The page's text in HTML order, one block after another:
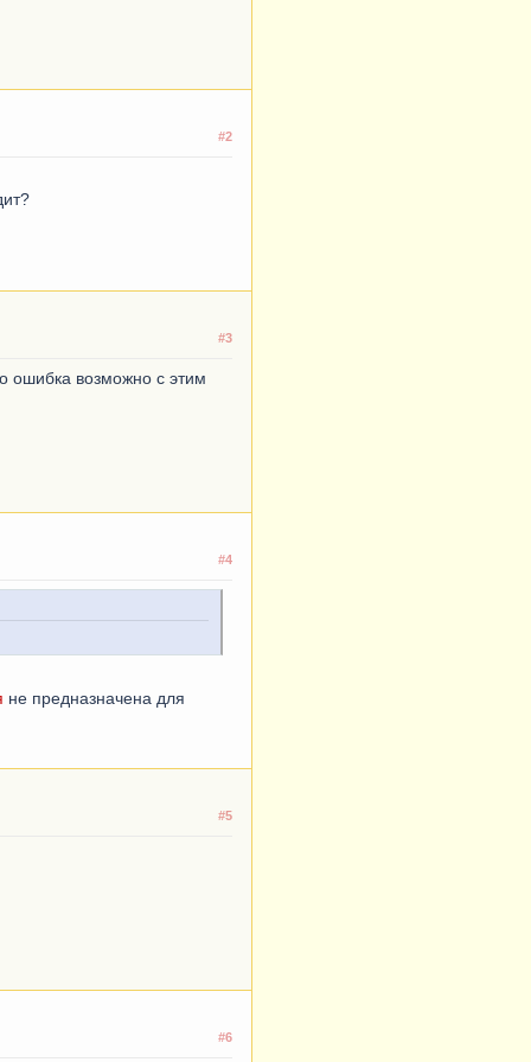
#2
#3
ошибка возможно с этим
#4
не предназначена для
#5
#6